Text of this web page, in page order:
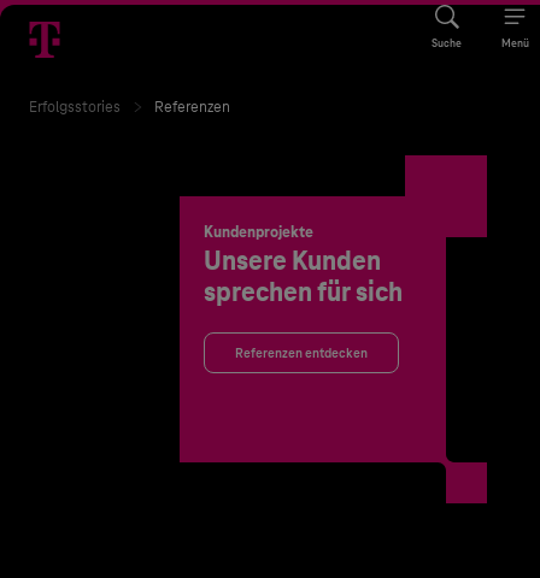
Suche Menü
Erfolgsstories Referenzen
Kundenprojekte
Unsere Kunden
sprechen für sich
Referenzen entdecken